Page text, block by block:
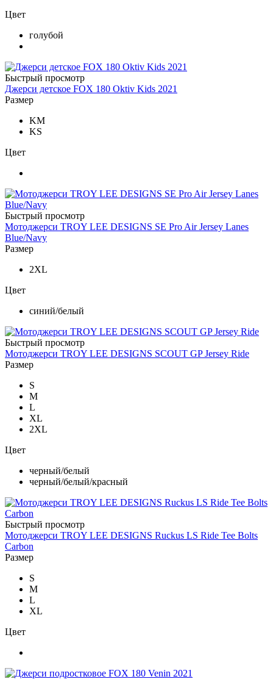
Цвет
голубой
Быстрый просмотр
Джерси детское FOX 180 Oktiv Kids 2021
Размер
KM
KS
Цвет
Быстрый просмотр
Мотоджерси TROY LEE DESIGNS SE Pro Air Jersey Lanes
Blue/Navy
Размер
2XL
Цвет
синий/белый
Быстрый просмотр
Мотоджерси TROY LEE DESIGNS SCOUT GP Jersey Ride
Размер
S
M
L
XL
2XL
Цвет
черный/белый
черный/белый/красный
Быстрый просмотр
Мотоджерси TROY LEE DESIGNS Ruckus LS Ride Tee Bolts
Carbon
Размер
S
M
L
XL
Цвет